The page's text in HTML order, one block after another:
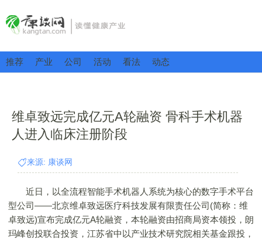
推荐 产业 公司 活动 看法 动态
维卓致远完成亿元A轮融资 骨科手术机器
人进入临床注册阶段
来源: 康谈网
近日，以全流程智能手术机器人系统为核心的数字手术平台
型公司——北京维卓致远医疗科技发展有限责任公司(简称：维
卓致远)宣布完成亿元A轮融资，本轮融资由招商局资本领投，朗
玛峰创投联合投资，江苏省中以产业技术研究院相关基金跟投，